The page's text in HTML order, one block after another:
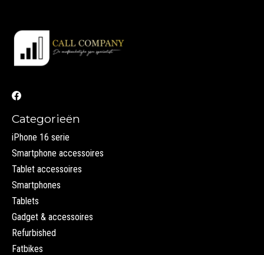
Categorieën
iPhone 16 serie
Smartphone accessoires
Tablet accessoires
Smartphones
Tablets
Gadget & accessoires
Refurbished
Fatbikes